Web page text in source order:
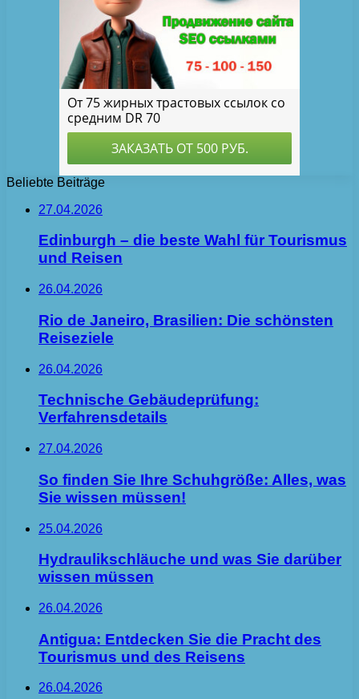
Beliebte Beiträge
27.04.2026
Edinburgh – die beste Wahl für Tourismus
und Reisen
26.04.2026
Rio de Janeiro, Brasilien: Die schönsten
Reiseziele
26.04.2026
Technische Gebäudeprüfung:
Verfahrensdetails
27.04.2026
So finden Sie Ihre Schuhgröße: Alles, was
Sie wissen müssen!
25.04.2026
Hydraulikschläuche und was Sie darüber
wissen müssen
26.04.2026
Antigua: Entdecken Sie die Pracht des
Tourismus und des Reisens
26.04.2026